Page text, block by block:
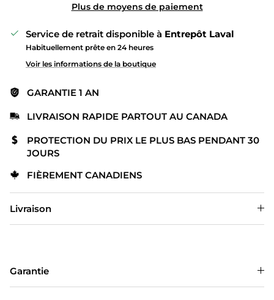
Plus de moyens de paiement
Service de retrait disponible à Entrepôt Laval
Habituellement prête en 24 heures
Voir les informations de la boutique
GARANTIE 1 AN
LIVRAISON RAPIDE PARTOUT AU CANADA
PROTECTION DU PRIX LE PLUS BAS PENDANT 30
JOURS
FIÈREMENT CANADIENS
Livraison
Garantie